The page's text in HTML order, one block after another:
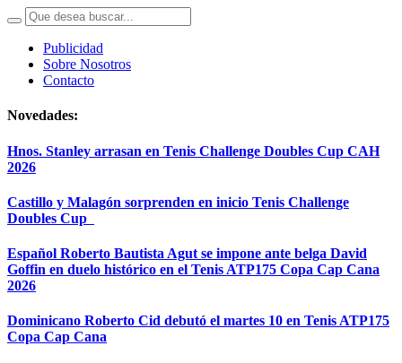
Publicidad
Sobre Nosotros
Contacto
Novedades:
Hnos. Stanley arrasan en Tenis Challenge Doubles Cup CAH
2026
Castillo y Malagón sorprenden en inicio Tenis Challenge
Doubles Cup
Español Roberto Bautista Agut se impone ante belga David
Goffin en duelo histórico en el Tenis ATP175 Copa Cap Cana
2026
Dominicano Roberto Cid debutó el martes 10 en Tenis ATP175
Copa Cap Cana